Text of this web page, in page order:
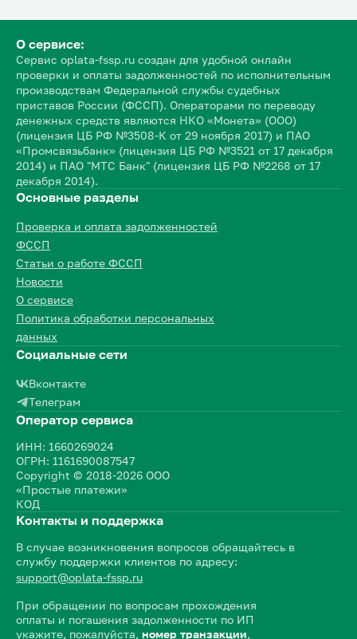
О сервисе:
Сервис oplata-fssp.ru создан для удобной онлайн
проверки и оплаты задолженностей по исполнительным
производствам Федеральной службы судебных
приставов России (ФССП). Операторами по переводу
денежных средств являются НКО «Монета» (ООО)
(лицензия ЦБ РФ №3508-К от 29 ноября 2017) и ПАО
«Промсвязьбанк» (лицензия ЦБ РФ №3521 от 17 декабря
2014) и ПАО "МТС Банк" (лицензия ЦБ РФ №2268 от 17
декабря 2014).
Основные разделы
Проверка и оплата задолженностей
ФССП
Статьи о работе ФССП
Новости
О сервисе
Политика обработки персональных
данных
Социальные сети
Вконтакте
Телеграм
Оператор сервиса
ИНН: 1660269024
ОГРН: 1161690087547
Copyright © 2018-2026 ООО
«Простые платежи»
КОД
Контакты и поддержка
В случае возникновения вопросов обращайтесь в
службу поддержки клиентов по адресу:
support@oplata-fssp.ru
При обращении по вопросам прохождения
оплаты и погашения задолженности по ИП
укажите, пожалуйста, номер транзакции,